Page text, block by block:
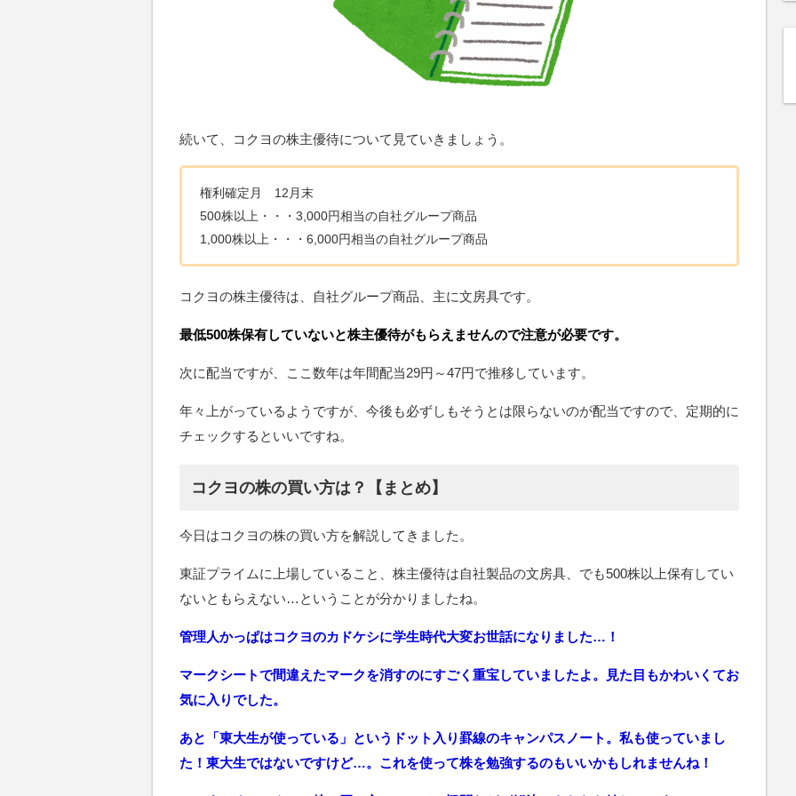
続いて、コクヨの株主優待について見ていきましょう。
権利確定月 12月末
500株以上・・・3,000円相当の自社グループ商品
1,000株以上・・・6,000円相当の自社グループ商品
コクヨの株主優待は、自社グループ商品、主に文房具です。
最低500株保有していないと株主優待がもらえませんので注意が必要です。
次に配当ですが、ここ数年は年間配当29円～47円で推移しています。
年々上がっているようですが、今後も必ずしもそうとは限らないのが配当ですので、定期的に
チェックするといいですね。
コクヨの株の買い方は？【まとめ】
今日はコクヨの株の買い方を解説してきました。
東証プライムに上場していること、株主優待は自社製品の文房具、でも500株以上保有してい
ないともらえない…ということが分かりましたね。
管理人かっぱはコクヨのカドケシに学生時代大変お世話になりました…！
マークシートで間違えたマークを消すのにすごく重宝していましたよ。見た目もかわいくてお
気に入りでした。
あと「東大生が使っている」というドット入り罫線のキャンパスノート。私も使っていまし
た！東大生ではないですけど…。これを使って株を勉強するのもいいかもしれませんね！